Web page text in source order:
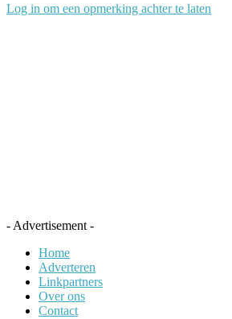
Log in om een opmerking achter te laten
- Advertisement -
Home
Adverteren
Linkpartners
Over ons
Contact